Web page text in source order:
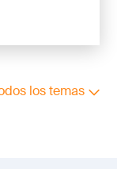
los temas